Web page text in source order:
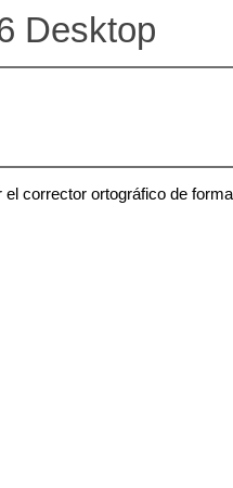
Desktop
corrector ortográfico de